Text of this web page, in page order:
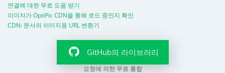
연결에 대한 무료 도움 받기
이미지가 OptiPic CDN을 통해 로드 중인지 확인
CDN: 문서의 이미지용 URL 변환기
GitHub의 라이브러리
요청에 의한 무료 통합